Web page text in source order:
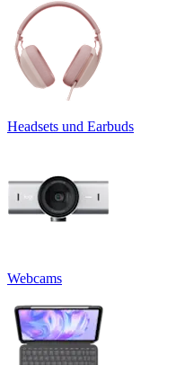
Headsets und Earbuds
Webcams